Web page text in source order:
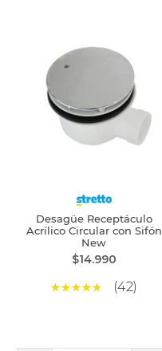
Desagüe Receptáculo
Acrílico Circular con Sifón
New
$14.990
(42)